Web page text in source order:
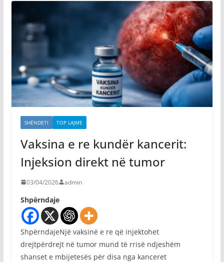
SHËNDETI TOP LAJME
Vaksina e re kundër kancerit:
Injeksion direkt në tumor
03/04/2026 admin
Shpërndaje
ShpërndajeNjë vaksinë e re që injektohet
drejtpërdrejt në tumor mund të rrisë ndjeshëm
shanset e mbijetesës për disa nga kanceret